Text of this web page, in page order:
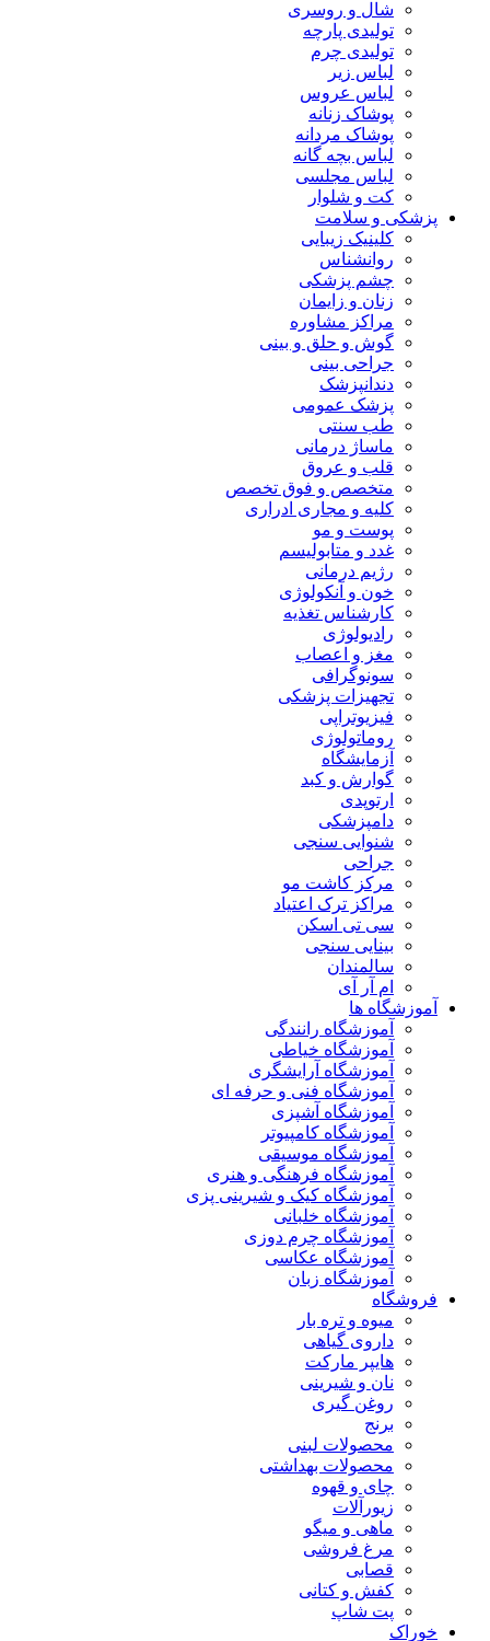
شال و روسری
تولیدی پارچه
تولیدی چرم
لباس زیر
لباس عروس
پوشاک زنانه
پوشاک مردانه
لباس بچه گانه
لباس مجلسی
کت و شلوار
پزشکی و سلامت
کلینیک زیبایی
روانشناس
چشم پزشکی
زنان و زایمان
مراکز مشاوره
گوش و حلق و بینی
جراحی بینی
دندانپزشک
پزشک عمومی
طب سنتی
ماساژ درمانی
قلب و عروق
متخصص و فوق تخصص
کلیه و مجاری ادراری
پوست و مو
غدد و متابولیسم
رژیم درمانی
خون و آنکولوژی
کارشناس تغذیه
رادیولوژی
مغز و اعصاب
سونوگرافی
تجهیزات پزشکی
فیزیوتراپی
روماتولوژی
آزمایشگاه
گوارش و کبد
ارتوپدی
دامپزشکی
شنوایی سنجی
جراحی
مرکز کاشت مو
مراکز ترک اعتیاد
سی تی اسکن
بینایی سنجی
سالمندان
ام آر آی
آموزشگاه ها
آموزشگاه رانندگی
آموزشگاه خیاطی
آموزشگاه آرایشگری
آموزشگاه فنی و حرفه ای
آموزشگاه آشپزی
آموزشگاه کامپیوتر
آموزشگاه موسیقی
آموزشگاه فرهنگی و هنری
آموزشگاه کیک و شیرینی پزی
آموزشگاه خلبانی
آموزشگاه چرم دوزی
آموزشگاه عکاسی
آموزشگاه زبان
فروشگاه
میوه و تره بار
داروی گیاهی
هایپر مارکت
نان و شیرینی
روغن گیری
برنج
محصولات لبنی
محصولات بهداشتی
چای و قهوه
زیورآلات
ماهی و میگو
مرغ فروشی
قصابی
کفش و کتانی
پت شاپ
خوراک